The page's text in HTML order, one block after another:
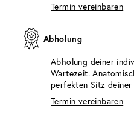
Termin vereinbaren
Abholung
Abholung deiner
Wartezeit.
perfekten Sitz deiner
Termin vereinbaren